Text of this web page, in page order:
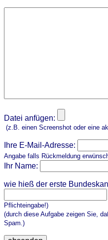
Datei anfügen:
(z.B. einen Screenshot oder eine
Ihre E-Mail-Adresse:
Angabe falls Rückmeldung
Ihr Name:
wie hieß der erste
Pflichteingabe!)
(durch diese Aufgabe zeigen Sie,
Spam.)